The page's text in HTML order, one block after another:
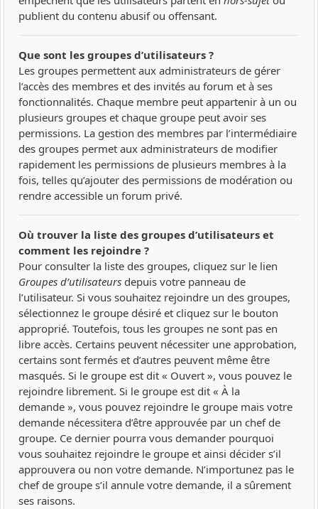
publient du contenu abusif ou offensant.
Que sont les groupes d’utilisateurs ?
Les groupes permettent aux administrateurs de gérer
l’accès des membres et des invités au forum et à ses
fonctionnalités. Chaque membre peut appartenir à un ou
plusieurs groupes et chaque groupe peut avoir ses
permissions. La gestion des membres par l’intermédiaire
des groupes permet aux administrateurs de modifier
rapidement les permissions de plusieurs membres à la
fois, telles qu’ajouter des permissions de modération ou
rendre accessible un forum privé.
Où trouver la liste des groupes d’utilisateurs et
comment les rejoindre ?
Pour consulter la liste des groupes, cliquez sur le lien
Groupes d’utilisateurs depuis votre panneau de
l’utilisateur. Si vous souhaitez rejoindre un des groupes,
sélectionnez le groupe désiré et cliquez sur le bouton
approprié. Toutefois, tous les groupes ne sont pas en
libre accès. Certains peuvent nécessiter une approbation,
certains sont fermés et d’autres peuvent même être
masqués. Si le groupe est dit « Ouvert », vous pouvez le
rejoindre librement. Si le groupe est dit « À la
demande », vous pouvez rejoindre le groupe mais votre
demande nécessitera d’être approuvée par un chef de
groupe. Ce dernier pourra vous demander pourquoi
vous souhaitez rejoindre le groupe et ainsi décider s’il
approuvera ou non votre demande. N’importunez pas le
chef de groupe s’il annule votre demande, il a sûrement
ses raisons.